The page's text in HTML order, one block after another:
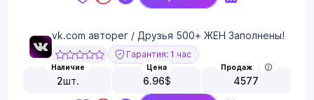
vk.com авторег / Друзья 500+ ЖЕН Заполнены!
Гарантия: 1 час
Наличие
2шт.
Цена
6.96$
Продаж
4577